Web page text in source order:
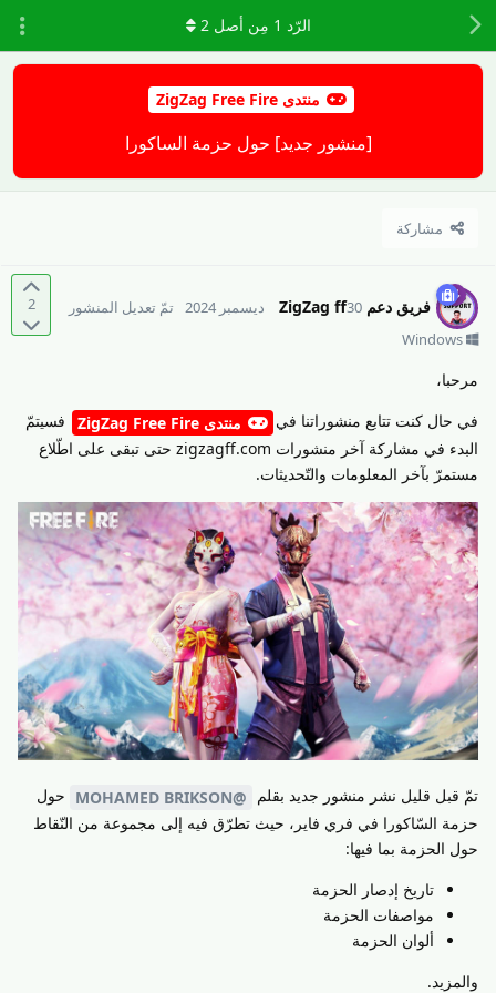
منتدى ZigZag Free Fire
[منشور جديد] حول حزمة الساكورا
مشاركة
الرّد 1 مِن أصل2
2 فريق دعم ZigZag ff 30 ديسمبر 2024
تمّ تعديل المنشور
Windows
مرحبا،
في حال كنت تتابع منشوراتنا في
منتدى ZigZag Free Fire
فسيتمّ
البدء في مشاركة آخر منشورات zigzagff.com حتى تبقى على اطّلاع
مستمرّ بآخر المعلومات والتّحديثات.
تمّ قبل قليل نشر منشور جديد بقلم @MOHAMED BRIKSON
حول
حزمة السّاكورا في فري فاير، حيث تطرّق فيه إلى مجموعة من النّقاط
حول الحزمة بما فيها:
تاريخ إدصار الحزمة
مواصفات الحزمة
ألوان الحزمة
والمزيد.